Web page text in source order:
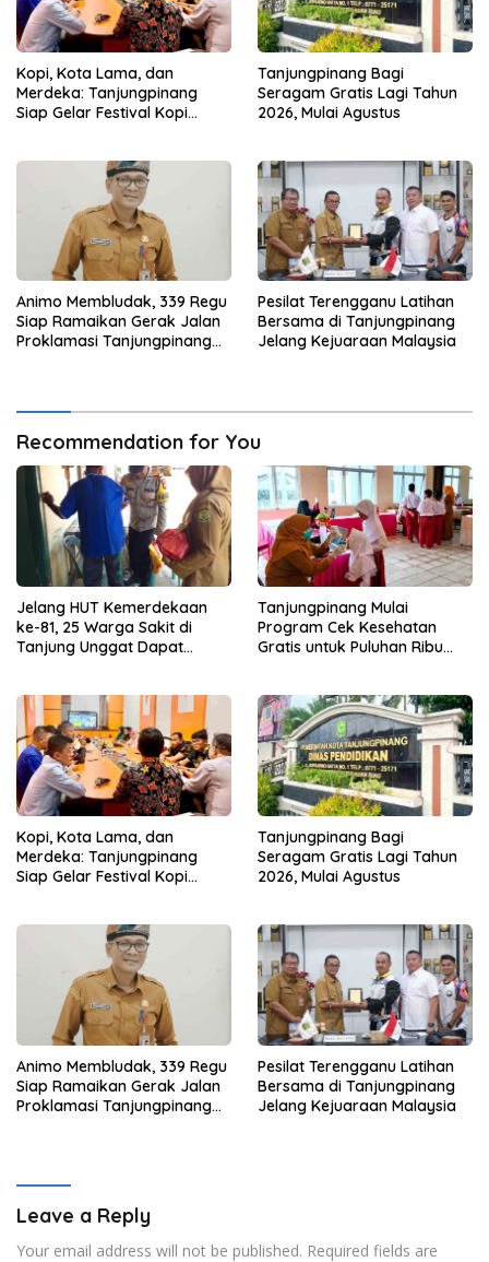
Kopi, Kota Lama, dan
Merdeka: Tanjungpinang
Siap Gelar Festival Kopi
Tanjungpinang Bagi
Seragam Gratis Lagi Tahun
2026, Mulai Agustus
Animo Membludak, 339 Regu
Siap Ramaikan Gerak Jalan
Proklamasi Tanjungpinang
Pesilat Terengganu Latihan
Bersama di Tanjungpinang
Jelang Kejuaraan Malaysia
Recommendation for You
Jelang HUT Kemerdekaan
ke-81, 25 Warga Sakit di
Tanjung Unggat Dapat
Tanjungpinang Mulai
Program Cek Kesehatan
Gratis untuk Puluhan Ribu
Kopi, Kota Lama, dan
Merdeka: Tanjungpinang
Siap Gelar Festival Kopi
Tanjungpinang Bagi
Seragam Gratis Lagi Tahun
2026, Mulai Agustus
Animo Membludak, 339 Regu
Siap Ramaikan Gerak Jalan
Proklamasi Tanjungpinang
Pesilat Terengganu Latihan
Bersama di Tanjungpinang
Jelang Kejuaraan Malaysia
Leave a Reply
Your email address will not be published. Required fields are